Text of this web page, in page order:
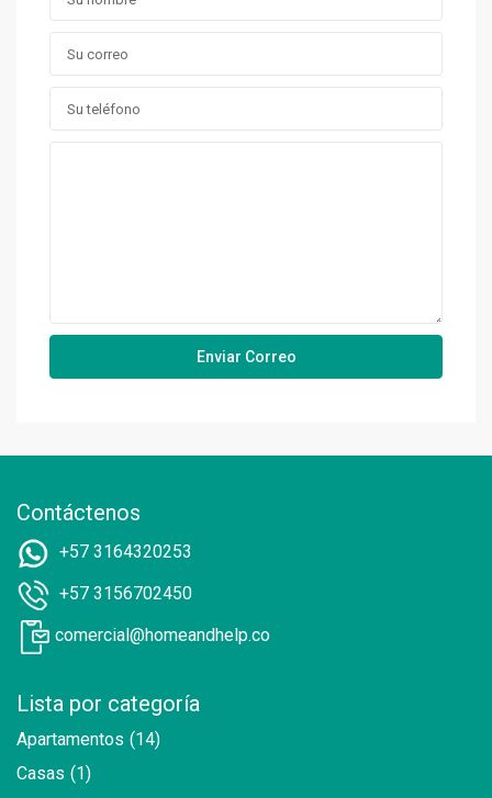
Contáctenos
+57 3164320253
+57 3156702450
comercial@homeandhelp.co
Lista por categoría
Apartamentos (14)
Casas (1)